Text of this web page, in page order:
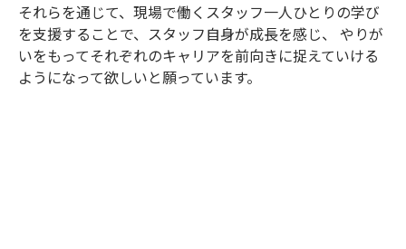
それらを通じて、現場で働くスタッフ一人ひとりの学び
を支援することで、スタッフ自身が成長を感じ、 やりが
いをもってそれぞれのキャリアを前向きに捉えていける
ようになって欲しいと願っています。